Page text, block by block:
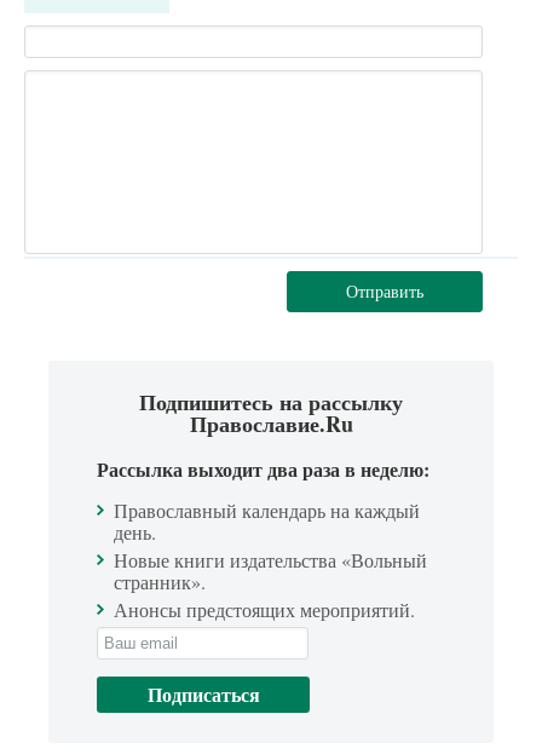
Отправить
Подпишитесь на рассылку
Православие.Ru
Рассылка выходит два раза в неделю:
Православный календарь на каждый
день.
Новые книги издательства «Вольный
странник».
Анонсы предстоящих мероприятий.